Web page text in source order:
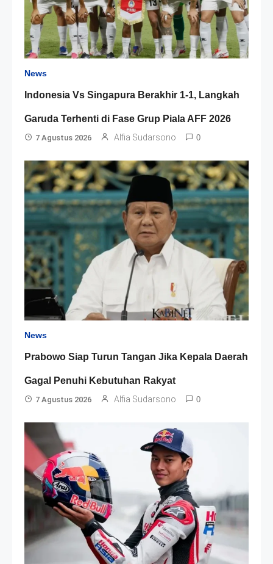
News
Indonesia Vs Singapura Berakhir 1-1, Langkah
Garuda Terhenti di Fase Grup Piala AFF 2026
7 Agustus 2026 Alfia Sudarsono 0
News
Prabowo Siap Turun Tangan Jika Kepala Daerah
Gagal Penuhi Kebutuhan Rakyat
7 Agustus 2026 Alfia Sudarsono 0